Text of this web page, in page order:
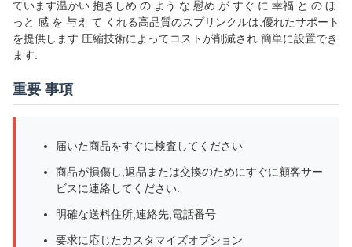
ています温かい 抱きしめ の よう な 慰め が すぐ に 幸福 と の ほ
っと 感 を 与え て くれる高品質のスプリンクルは,優れたサポート
を提供します.圧縮技術によってコストが削減され 簡単に設置でき
ます.
重要 事項
届いた商品をすぐに検査してください
商品が損傷し,返品または交換のためにすぐに顧客サー
ビスに連絡してください.
明確な送料住所,連絡先,電話番号
要求に応じたカスタマイズオプション